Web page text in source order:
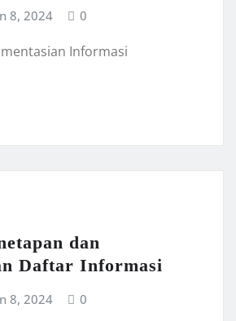
8, 2024 0
Informasi
dan
Daftar Informasi
8, 2024 0